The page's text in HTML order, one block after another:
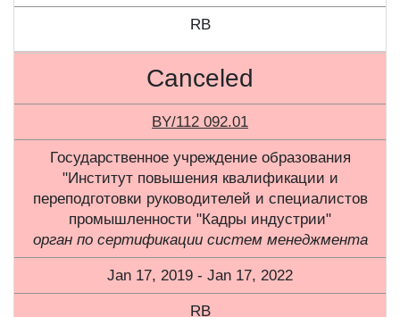
RB
Canceled
BY/112 092.01
Государственное учреждение образования
"Институт повышения квалификации и
переподготовки руководителей и специалистов
промышленности "Кадры индустрии"
орган по сертификации систем менеджмента
Jan 17, 2019 - Jan 17, 2022
RB